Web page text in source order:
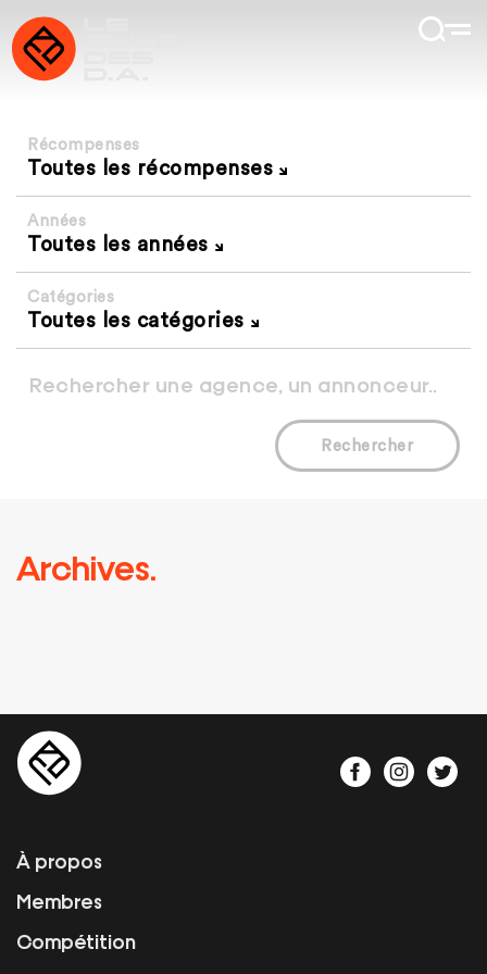
Récompenses
Toutes les récompenses
Années
Toutes les années
Catégories
Toutes les catégories
Rechercher
Archives.
À propos
Membres
Compétition